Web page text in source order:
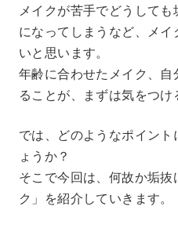
メイクが苦手でどうして
になってしまうなど、メ
いと思います。
年齢に合わせたメイク、
ることが、まずは気をつけ
では、どのようなポイン
ょうか？
そこで今回は、何故か垢
ク」を紹介していきます。